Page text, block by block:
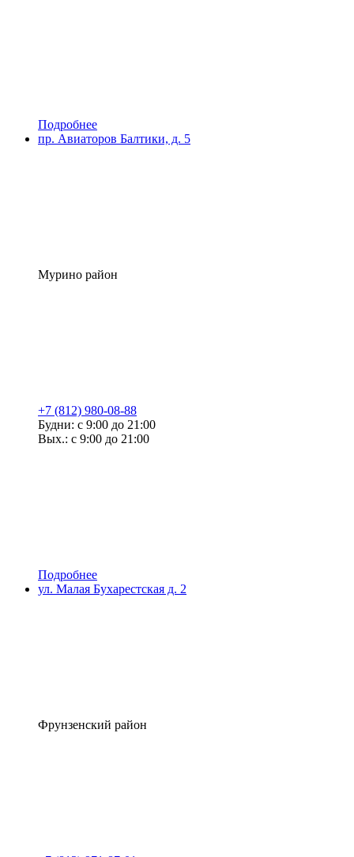
Подробнее
пр. Авиаторов Балтики, д. 5
Мурино район
+7 (812) 980-08-88
Будни: с 9:00 до 21:00
Вых.: с 9:00 до 21:00
Подробнее
ул. Малая Бухарестская д. 2
Фрунзенский район